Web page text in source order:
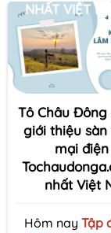
NHẤT VIỆT
Tô Châu Đông
giới thiệu
mại
nhất Việt
Hôm nay Tập